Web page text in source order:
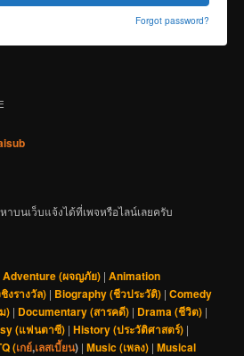
Forgot password?
บนเว็บแจ้งได้ที่เพจหรือไลน์เลยครับ
Adventure (ผจญภัย) |Animation
งรางวัล) | Biography (ชีวประวัติ) |Comedy
) | Documentary (สารคดี) | Drama (ชีวิต) |
(แฟนตาซี) |History (ประวัติศาสตร์) |
(เกย์,เลสเบี้ยน) |Music (เพลง) |Musical